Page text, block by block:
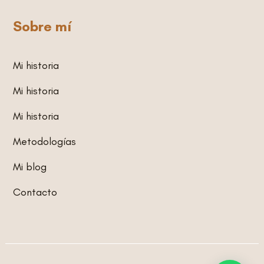
Sobre mí
Mi historia
Mi historia
Mi historia
Metodologías
Mi blog
Contacto